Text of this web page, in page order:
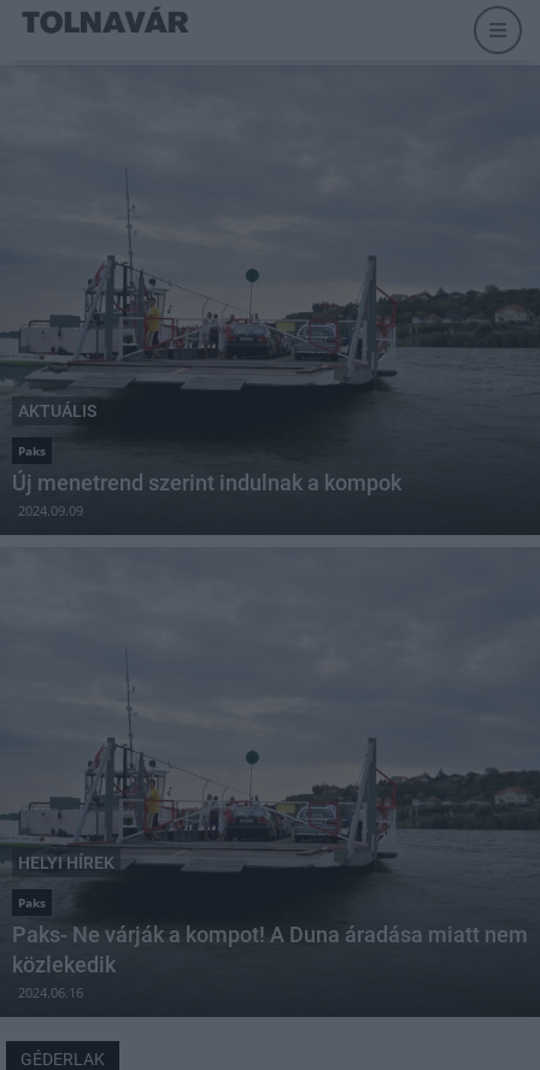
AKTUÁLIS
Paks
Új menetrend szerint indulnak a kompok
2024.09.09
HELYI HÍREK
Paks
Paks- Ne várják a kompot! A Duna áradása miatt nem
közlekedik
2024.06.16
GÉDERLAK